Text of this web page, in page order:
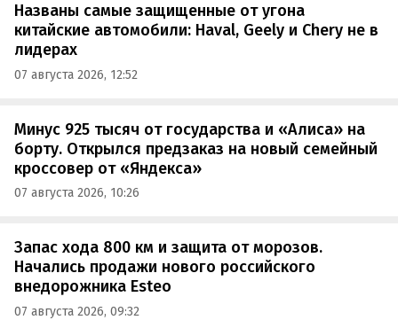
Названы самые защищенные от угона
китайские автомобили: Haval, Geely и Chery не в
лидерах
07 августа 2026, 12:52
Минус 925 тысяч от государства и «Алиса» на
борту. Открылся предзаказ на новый семейный
кроссовер от «Яндекса»
07 августа 2026, 10:26
Запас хода 800 км и защита от морозов.
Начались продажи нового российского
внедорожника Esteo
07 августа 2026, 09:32